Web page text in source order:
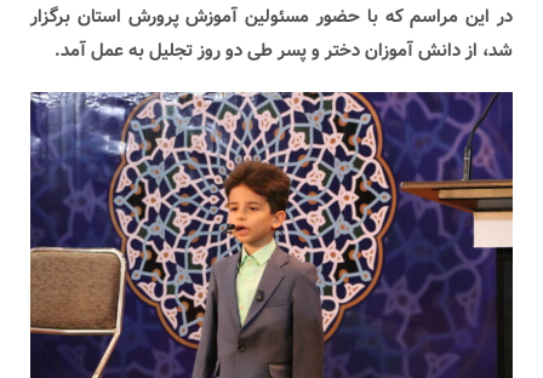
در این مراسم که با حضور مسئولین آموزش پرورش استان برگزار
شد، از دانش آموزان دختر و پسر طی دو روز تجلیل به عمل آمد.